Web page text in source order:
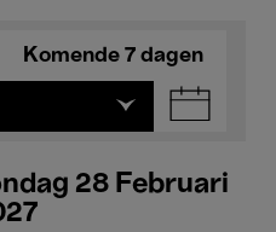
Komende 7 dagen
28 Februari